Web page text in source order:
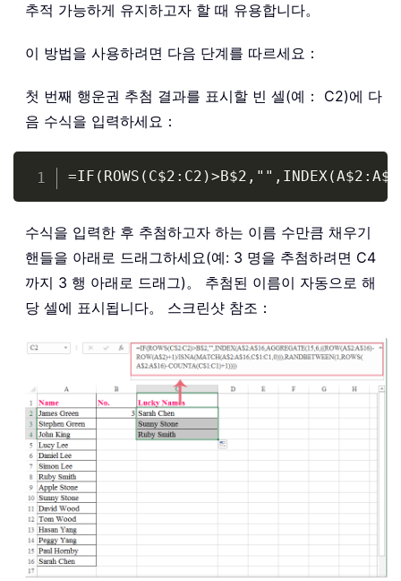
추적 가능하게 유지하고자 할 때 유용합니다。
이 방법을 사용하려면 다음 단계를 따르세요：
첫 번째 행운권 추첨 결과를 표시할 빈 셀(예： C2)에 다
음 수식을 입력하세요：
Copy
수식을 입력한 후 추첨하고자 하는 이름 수만큼 채우기
핸들을 아래로 드래그하세요(예: 3 명을 추첨하려면 C4
까지 3 행 아래로 드래그)。 추첨된 이름이 자동으로 해
당 셀에 표시됩니다。 스크린샷 참조：